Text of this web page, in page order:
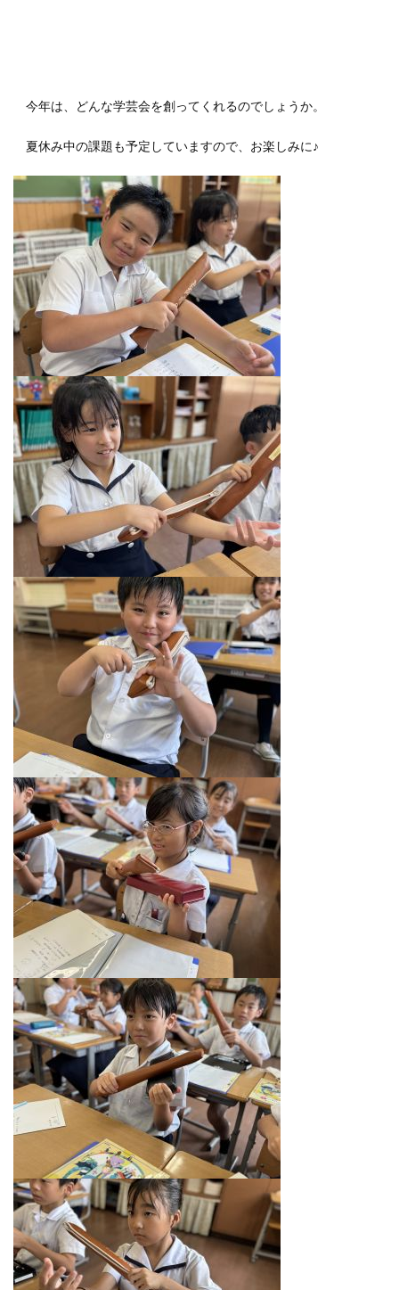
今年は、どんな学芸会を創ってくれるのでしょうか。
夏休み中の課題も予定していますので、お楽しみに♪